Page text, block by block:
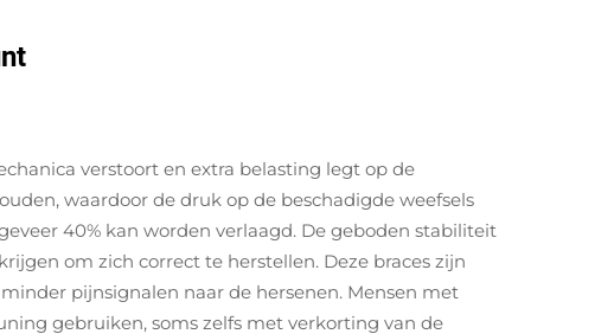
verstoort en extra belasting legt op de
waardoor de druk op de beschadigde weefsels
40% kan worden verlaagd. De geboden stabiliteit
om zich correct te herstellen. Deze braces zijn
pijnsignalen naar de hersenen. Mensen met
gebruiken, soms zelfs met verkorting van de